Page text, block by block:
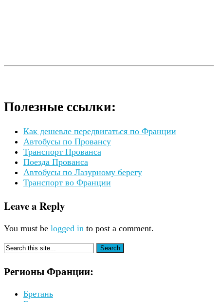
Полезные ссылки:
Как дешевле передвигаться по Франции
Автобусы по Провансу
Транспорт Прованса
Поезда Прованса
Автобусы по Лазурному берегу
Транспорт во Франции
Leave a Reply
You must be logged in to post a comment.
Регионы Франции:
Бретань